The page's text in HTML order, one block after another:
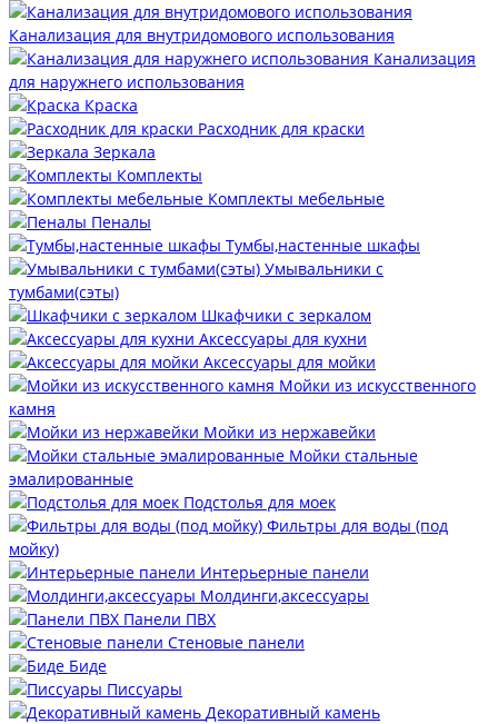
Канализация для внутридомового использования
Канализация
для наружнего использования
Краска
Расходник для краски
Зеркала
Комплекты
Комплекты мебельные
Пеналы
Тумбы,настенные шкафы
Умывальники с
тумбами(сэты)
Шкафчики с зеркалом
Аксессуары для кухни
Аксессуары для мойки
Мойки из искусственного
камня
Мойки из нержавейки
Мойки стальные
эмалированные
Подстолья для моек
Фильтры для воды (под
мойку)
Интерьерные панели
Молдинги,аксессуары
Панели ПВХ
Стеновые панели
Биде
Писсуары
Декоративный камень